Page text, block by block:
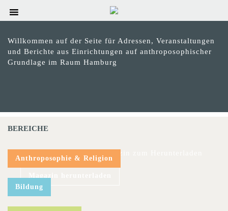
Willkommen auf der Seite für Adressen, Veranstaltungen
und Berichte aus Einrichtungen auf anthroposophischer
Grundlage im Raum Hamburg
BEREICHE
Anthroposophie & Religion
Bildung